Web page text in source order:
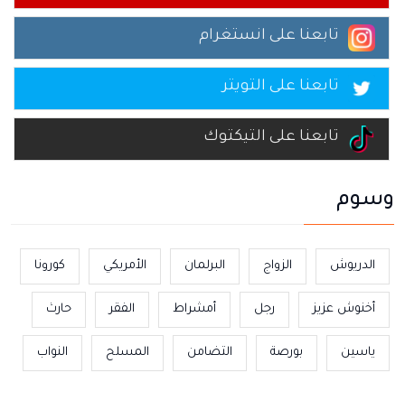
تابعنا على انستغرام
تابعنا على التويتر
تابعنا على التيكتوك
وسوم
الدريوش الزواج البرلمان الأمريكي كورونا
أخنوش عزيز رجل أمشراط الفقر حارث
ياسين بورصة التضامن المسلح النواب